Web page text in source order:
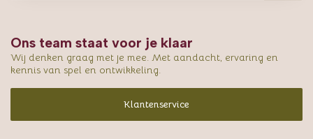
Ons team staat voor je klaar
Wij denken graag met je mee. Met aandacht, ervaring en
kennis van spel en ontwikkeling.
Klantenservice